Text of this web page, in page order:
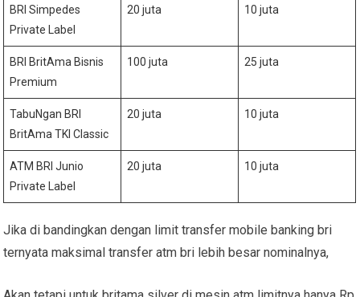
BRI Simpedes
Private Label
20 juta 10 juta
BRI BritAma Bisnis
Premium
100 juta 25 juta
TabuNgan BRI
BritAma TKI Classic
20 juta 10 juta
ATM BRI Junio
Private Label
20 juta 10 juta
Jika di bandingkan dengan limit transfer mobile banking bri
ternyata maksimal transfer atm bri lebih besar nominalnya,